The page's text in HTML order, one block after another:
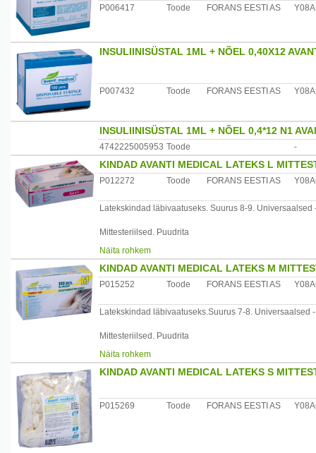
P006417 Toode FORANS EESTI AS
INSULIINISÜSTAL 1ML + NÕEL 0,40X12
P007432 Toode FORANS EESTI AS
INSULIINISÜSTAL 1ML + NÕEL 0,4*12 N1
4742225005953 Toode -
KINDAD AVANTI MEDICAL LATEKS L
P012272 Toode FORANS EESTI AS
Latekskindad läbivaatuseks. Suurus 8-9.
Mittesteriilsed. Puudrita
100 tk (kaaluga) pakis.
Hoiatus: see toode sisaldab naturaalset lateksit, mis
Tootja: Forans Eesti AS, Eesti
Näita rohkem
KINDAD AVANTI MEDICAL LATEKS M
P015252 Toode FORANS EESTI AS
Latekskindad läbivaatuseks.Suurus 7-8.
Mittesteriilsed. Puudrita
100 tk (kaaluga) pakis.
Tootja: Forans Eesti AS, Eesti
Näita rohkem
KINDAD AVANTI MEDICAL LATEKS S
P015269 Toode FORANS EESTI AS